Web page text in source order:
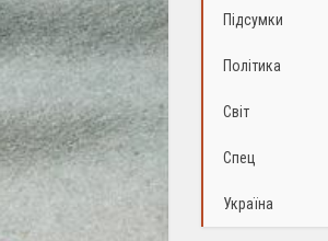
Підсумки
Політика
Світ
Спец
Україна